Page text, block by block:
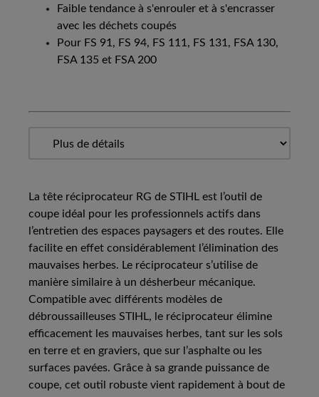
Faible tendance à s'enrouler et à s'encrasser
avec les déchets coupés
Pour FS 91, FS 94, FS 111, FS 131, FSA 130,
FSA 135 et FSA 200
La tête réciprocateur RG de STIHL est l’outil de
coupe idéal pour les professionnels actifs dans
l’entretien des espaces paysagers et des routes. Elle
facilite en effet considérablement l’élimination des
mauvaises herbes. Le réciprocateur s’utilise de
manière similaire à un désherbeur mécanique.
Compatible avec différents modèles de
débroussailleuses STIHL, le réciprocateur élimine
efficacement les mauvaises herbes, tant sur les sols
en terre et en graviers, que sur l’asphalte ou les
surfaces pavées. Grâce à sa grande puissance de
coupe, cet outil robuste vient rapidement à bout de